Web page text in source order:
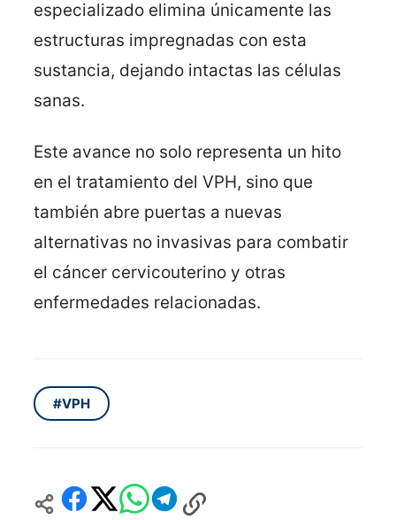
especializado elimina únicamente las
estructuras impregnadas con esta
sustancia, dejando intactas las células
sanas.
Este avance no solo representa un hito
en el tratamiento del VPH, sino que
también abre puertas a nuevas
alternativas no invasivas para combatir
el cáncer cervicouterino y otras
enfermedades relacionadas.
#VPH